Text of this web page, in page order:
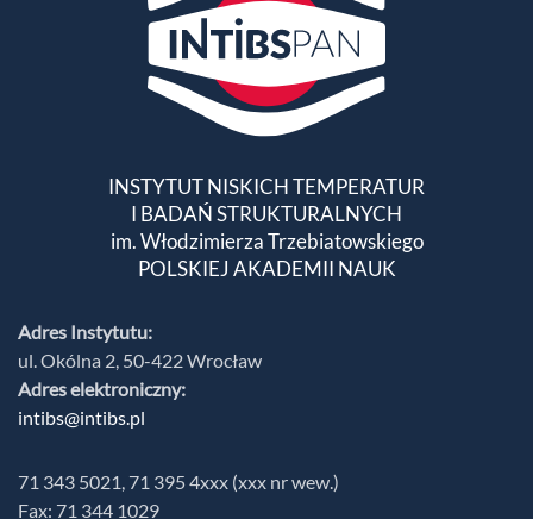
INSTYTUT NISKICH TEMPERATUR
I BADAŃ STRUKTURALNYCH
im. Włodzimierza Trzebiatowskiego
POLSKIEJ AKADEMII NAUK
Adres Instytutu:
ul. Okólna 2, 50-422 Wrocław
Adres elektroniczny:
intibs@intibs.pl
71 343 5021, 71 395 4xxx (xxx nr wew.)
Fax: 71 344 1029